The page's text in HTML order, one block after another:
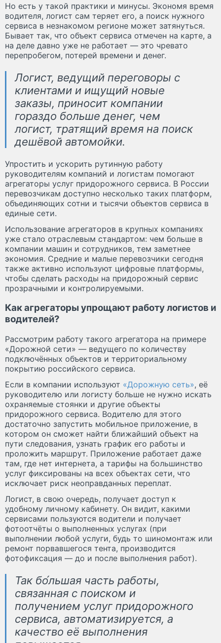
Но есть у такой практики и минусы. Экономя время
водителя, логист сам теряет его, а поиск нужного
сервиса в незнакомом регионе может затянуться.
Бывает так, что объект сервиса отмечен на карте, а
на деле давно уже не работает — это чревато
перепробегом, потерей времени и денег.
Логист, ведущий переговоры с
клиентами и ищущий новые
заказы, приносит компании
гораздо больше денег, чем
логист, тратящий время на поиск
дешёвой автомойки.
Упростить и ускорить рутинную работу
руководителям компаний и логистам помогают
агрегаторы услуг придорожного сервиса. В России
перевозчикам доступно несколько таких платформ,
объединяющих сотни и тысячи объектов сервиса в
единые сети.
Использование агрегаторов в крупных компаниях
уже стало отраслевым стандартом: чем больше в
компании машин и сотрудников, тем заметнее
экономия. Средние и малые перевозчики сегодня
также активно используют цифровые платформы,
чтобы сделать расходы на придорожный сервис
прозрачными и контролируемыми.
Как агрегаторы упрощают работу логистов и
водителей?
Рассмотрим работу такого агрегатора на примере
«Дорожной сети» — ведущего по количеству
подключённых объектов и территориальному
покрытию российского сервиса.
Если в компании используют «Дорожную сеть», её
руководителю или логисту больше не нужно искать
охраняемые стоянки и другие объекты
придорожного сервиса. Водителю для этого
достаточно запустить мобильное приложение, в
котором он сможет найти ближайший объект на
пути следования, узнать график его работы и
проложить маршрут. Приложение работает даже
там, где нет интернета, а тарифы на большинство
услуг фиксированы на всех объектах сети, что
исключает риск неоправданных переплат.
Логист, в свою очередь, получает доступ к
удобному личному кабинету. Он видит, какими
сервисами пользуются водители и получает
фотоотчёты о выполненных услугах (при
выполнении любой услуги, будь то шиномонтаж или
ремонт порвавшегося тента, производится
фотофиксация — до и после выполнения работ).
Так бо́льшая часть работы,
связанная с поиском и
получением услуг придорожного
сервиса, автоматизируется, а
качество её выполнения